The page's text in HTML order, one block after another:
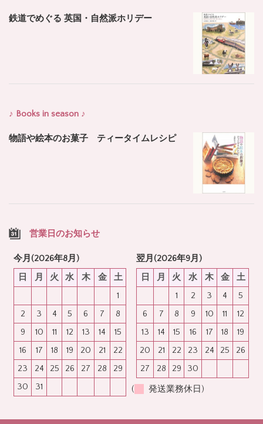
鉄道でめぐる 英国・自然派ホリデー
♪ Books in season ♪
物語や絵本のお菓子 ティータイムレシピ
営業日のお知らせ
今月(2026年8月)
日
月 火 水 木 金
土
1
2
3 4 5 6 7
8
9
10 11 12 13 14
15
16
17 18 19 20 21
22
23
24 25 26 27 28
29
30
31
翌月(2026年9月)
日
月 火 水 木 金
土
1
2 3 4
5
6
7 8 9 10 11
12
13
14 15 16 17 18
19
20
21 22 23 24 25
26
27
28 29 30
( 発送業務休日)